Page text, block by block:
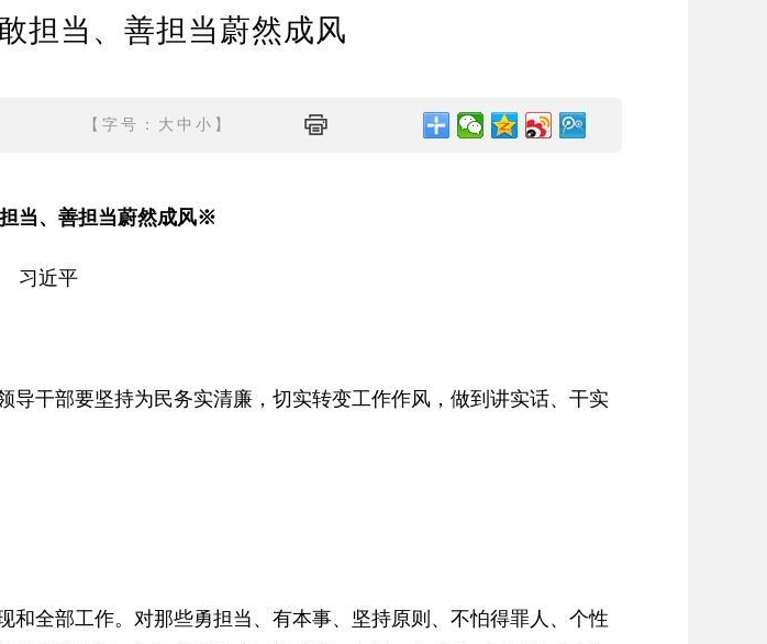
担当、善担当蔚然成风
【字号： 大 中 小 】
当、善担当蔚然成风※
习近平
干部要坚持为民务实清廉，切实转变工作作风，做到讲实话、干实
全部工作。对那些勇担当、有本事、坚持原则、不怕得罪人、个性